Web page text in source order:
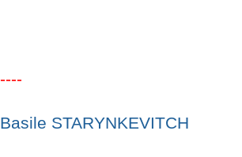
----
Basile STARYNKEVITCH